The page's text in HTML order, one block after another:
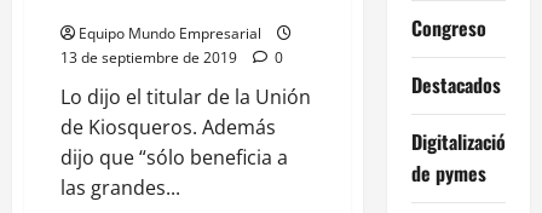
naval
nacional
Equipo Mundo Empresarial
13 de septiembre de 2019
0
Lo dijo el titular de la Unión
de Kiosqueros. Además
dijo que “sólo beneficia a
las grandes...
Congreso
Destacados
Digitalización
de pymes